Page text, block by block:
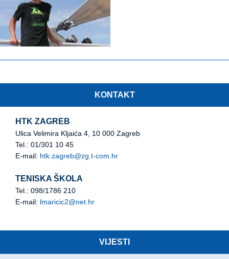
KONTAKT
HTK ZAGREB
Ulica Velimira Kljaića 4, 10 000 Zagreb
Tel.: 01/301 10 45
E-mail: htk.zagreb@zg.t-com.hr
TENISKA ŠKOLA
Tel.: 098/1786 210
E-mail: lmaricic2@net.hr
VIJESTI